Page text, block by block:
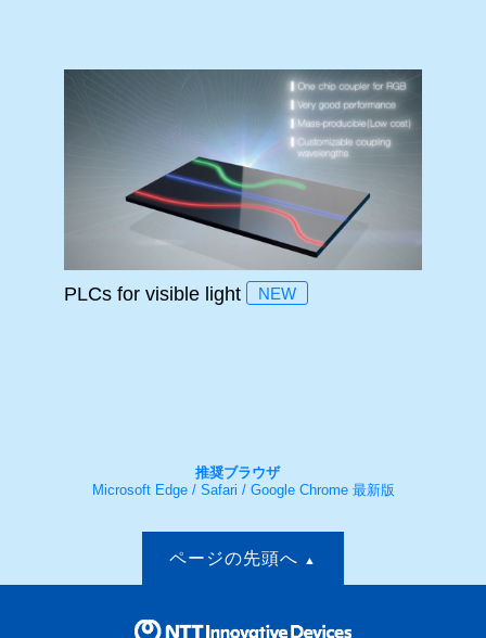
PLCs for visible light NEW
推奨ブラウザ
Microsoft Edge / Safari / Google Chrome 最新版
ページの先頭へ